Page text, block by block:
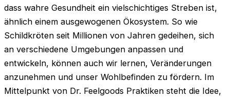
dass wahre Gesundheit ein vielschichtiges Streben ist,
ähnlich einem ausgewogenen Ökosystem. So wie
Schildkröten seit Millionen von Jahren gedeihen, sich
an verschiedene Umgebungen anpassen und
entwickeln, können auch wir lernen, Veränderungen
anzunehmen und unser Wohlbefinden zu fördern. Im
Mittelpunkt von Dr. Feelgoods Praktiken steht die Idee,